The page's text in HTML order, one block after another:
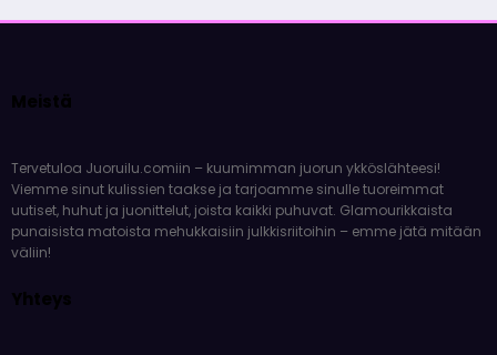
Meistä
Tervetuloa Juoruilu.comiin – kuumimman juorun ykköslähteesi!
Viemme sinut kulissien taakse ja tarjoamme sinulle tuoreimmat
uutiset, huhut ja juonittelut, joista kaikki puhuvat. Glamourikkaista
punaisista matoista mehukkaisiin julkkisriitoihin – emme jätä mitään
väliin!
Yhteys